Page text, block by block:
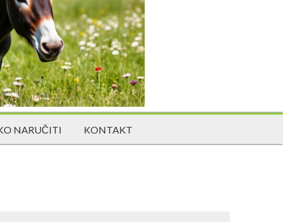
NARUČITI KONTAKT